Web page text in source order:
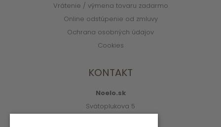
Vrátenie / výmena tovaru zadarmo
Online odstúpenie od zmluvy
Ochrana osobných údajov
Cookies
KONTAKT
Noelo.sk
Svätoplukova 5